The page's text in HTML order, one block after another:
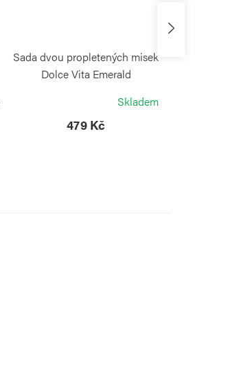
Sada dvou propletených misek
Dolce Vita Emerald
Skladem
479 Kč